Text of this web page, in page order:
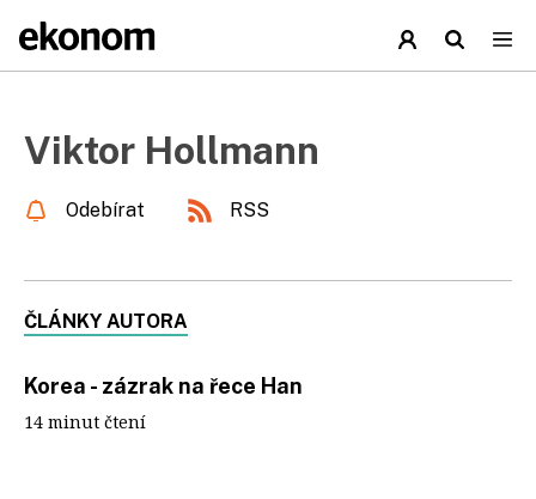
Viktor Hollmann
Odebírat RSS
ČLÁNKY AUTORA
Korea - zázrak na řece Han
14 minut čtení